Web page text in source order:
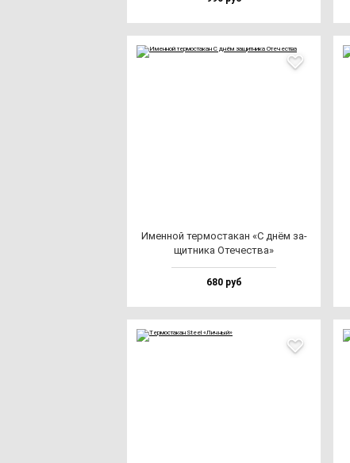
Имен­ной тер­мос­та­кан «С днём за­
щит­ни­ка Оте­чес­тва»
680 руб